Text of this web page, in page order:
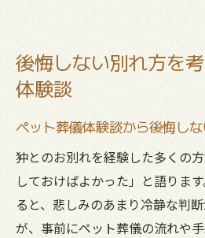
後悔しない別れ方を
体験談
ペット葬儀体験談から後悔し
狆とのお別れを経験した多くの
しておけばよかった」と語りま
ると、悲しみのあまり冷静な判
が、事前にペット葬儀の流れや